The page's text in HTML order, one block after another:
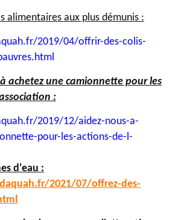
alimentaires aux plus démunis :
2019/04/offrir-des-colis-
achetez une camionnette pour les
:
2019/12/aidez-nous-a-
pour-les-actions-de-l-
d'eau :
2021/07/offrez-des-